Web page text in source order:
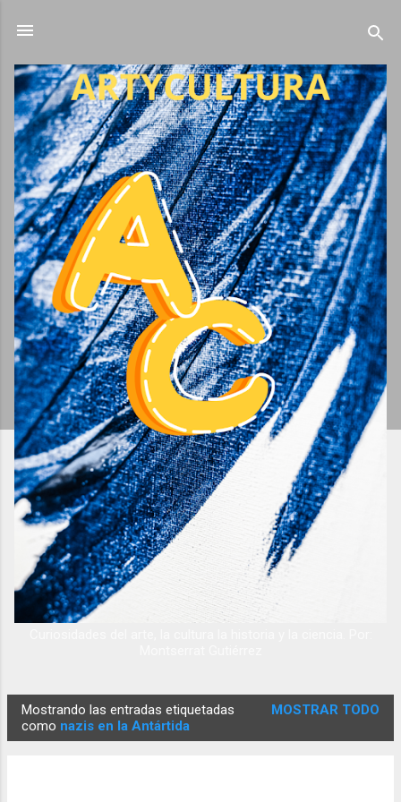
n
Mostrando las entradas etiquetadas
como nazis en la Antártida
MOSTRAR TODO